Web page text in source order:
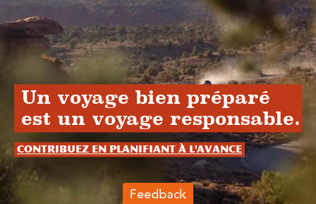
Un voyage bien préparé
est un voyage responsable.
Contribuez en planifiant à l'avance